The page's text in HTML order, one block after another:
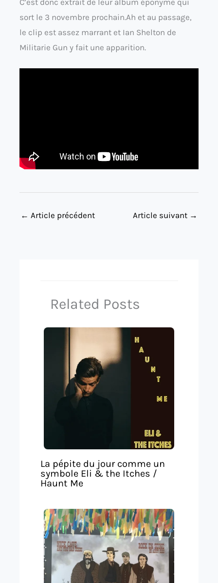
C’est donc extrait de leur album éponyme qui
sort le 3 novembre prochain.Ah et au passage,
le clip est assez marrant et Ian Shelton de
Militarie Gun y fait une apparition.
← Article précédent Article suivant →
Related Posts
La pépite du jour comme un
symbole Eli & the Itches /
Haunt Me